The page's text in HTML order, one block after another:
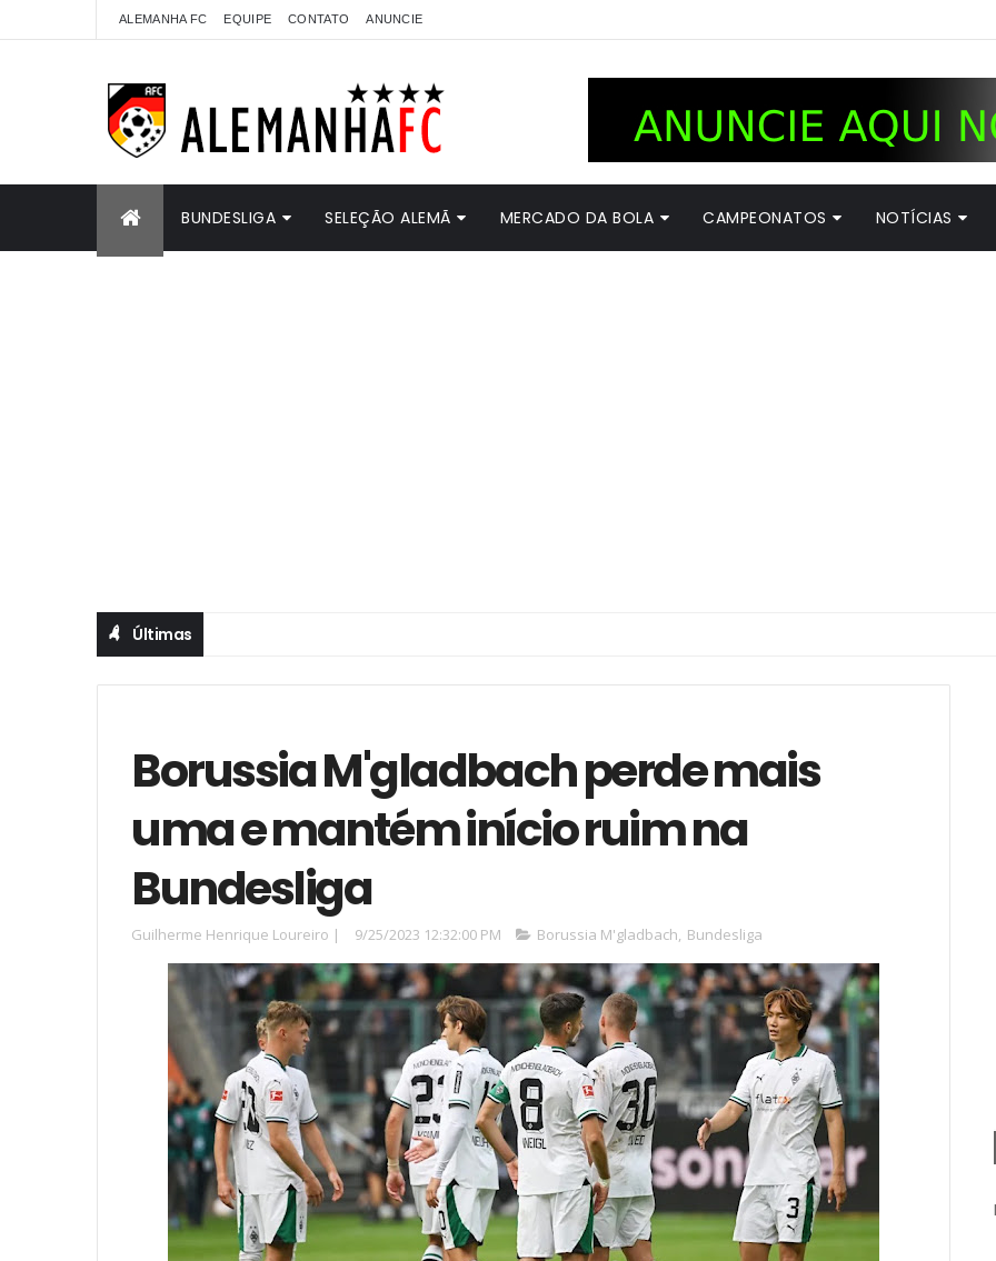
ALEMANHA FC EQUIPE CONTATO ANUNCIE
BUNDESLIGA SELEÇÃO ALEMÃ MERCADO DA BOLA CAMPEONATOS NOTÍCIAS
Últimas
Borussia M'gladbach perde mais
uma e mantém início ruim na
Bundesliga
Guilherme Henrique Loureiro | 9/25/2023 12:32:00 PM Borussia M'gladbach, Bundesliga